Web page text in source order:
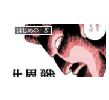
はじめの一歩